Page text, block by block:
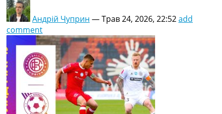
Андрій Чуприн —Трав 24, 2026, 22:52add
comment